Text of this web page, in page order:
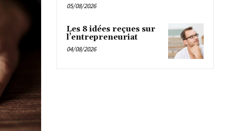
05/08/2026
Les 8 idées reçues sur
l’entrepreneuriat
04/08/2026